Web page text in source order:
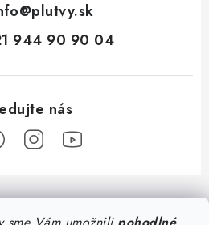
@plutvy.sk
944 90 90 04